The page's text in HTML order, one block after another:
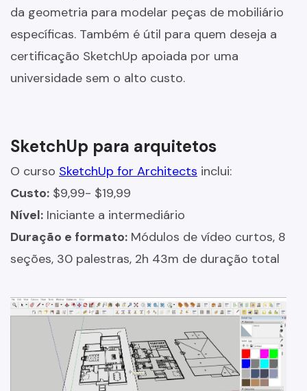
da geometria para modelar peças de mobiliário
específicas. Também é útil para quem deseja a
certificação SketchUp apoiada por uma
universidade sem o alto custo.
SketchUp para arquitetos
O curso SketchUp for Architects inclui:
Custo: $9,99- $19,99
Nível: Iniciante a intermediário
Duração e formato: Módulos de vídeo curtos, 8
seções, 30 palestras, 2h 43m de duração total